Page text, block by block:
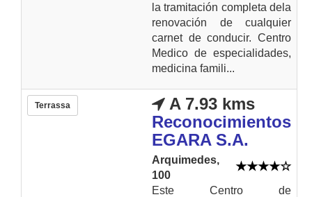
la tramitación completa dela
renovación de cualquier
carnet de conducir. Centro
Medico de especialidades,
medicina famili...
Terrassa
A 7.93 kms
Reconocimientos
EGARA S.A.
Arquimedes,
100
Este Centro de